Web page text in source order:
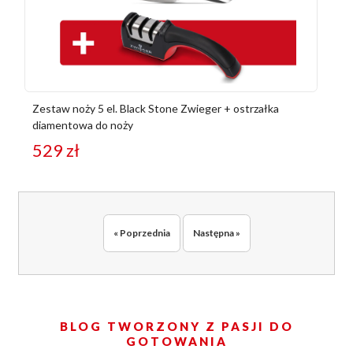
Zestaw noży 5 el. Black Stone Zwieger + ostrzałka
diamentowa do noży
529zł
« Poprzednia Następna »
BLOG TWORZONY Z PASJI DO
GOTOWANIA